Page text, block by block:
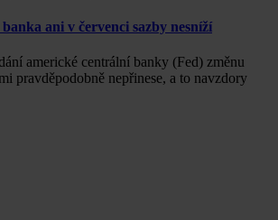
ani v červenci sazby nesníží
americké centrální banky (Fed) změnu
pravděpodobně nepřinese, a to navzdory